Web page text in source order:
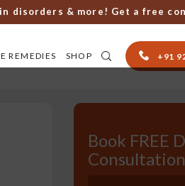
& more! Get a free
REMEDIES SHOP +91
Book FREE
Consultation